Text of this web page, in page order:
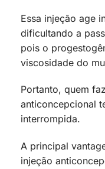
Essa injeção age
dificultando a
pois o
viscosidade do
Portanto, quem
anticoncepcional
interrompida.
A principal
injeção